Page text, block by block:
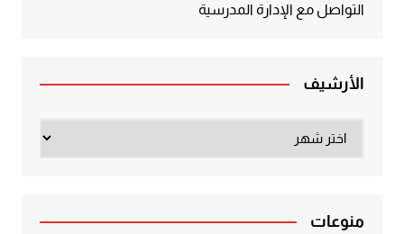
التواصل مع الإدارة المدرسية
الأرشيف
منوعات